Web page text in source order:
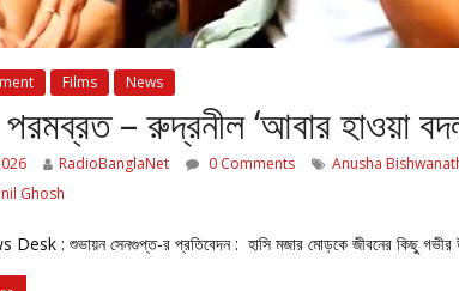
Films News
– রুদ্রনীল ‘আবার হাওয়া
RadioBanglaNet 0 Comments Anusha
Ghosh
: শুভায়ন সেনগুপ্ত-র প্রতিবেদন : হাসি মজার মোড়কে জীবনের কিছু গভীর